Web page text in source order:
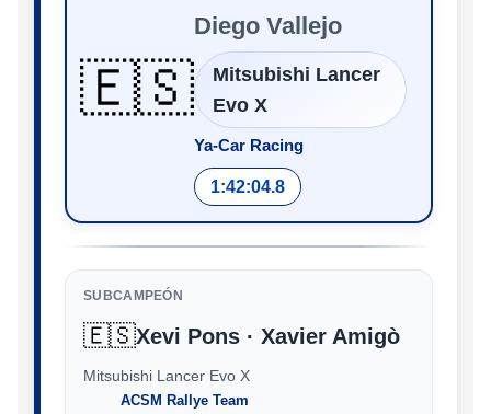
🇪🇸
Diego Vallejo
Mitsubishi Lancer
Evo X
Ya-Car Racing
1:42:04.8
SUBCAMPEÓN
🇪🇸Xevi Pons · Xavier Amigò
Mitsubishi Lancer Evo X
ACSM Rallye Team